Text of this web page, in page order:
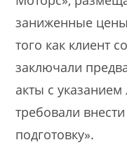
заниженные
того как клиент
заключали
акты с
требовали
подготовку».